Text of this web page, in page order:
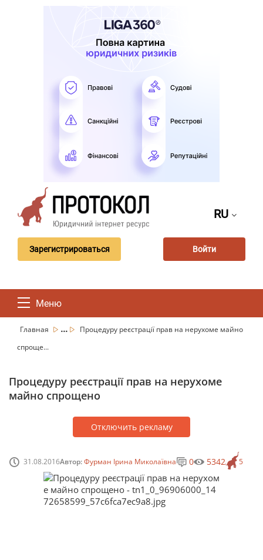
RU
Зарегистрироваться Войти
Меню
Главная ...
Процедуру реєстрації прав на нерухоме майно
спроще...
Процедуру реєстрації прав на нерухоме
майно спрощено
Отключить рекламу
31.08.2016Автор:Фурман Ірина Миколаївна 5
0 5342